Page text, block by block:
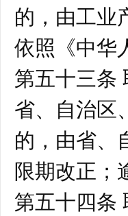
的，由工业
依照《中华
第五十三条
省、自治区
的，由省、
限期改正；
第五十四条